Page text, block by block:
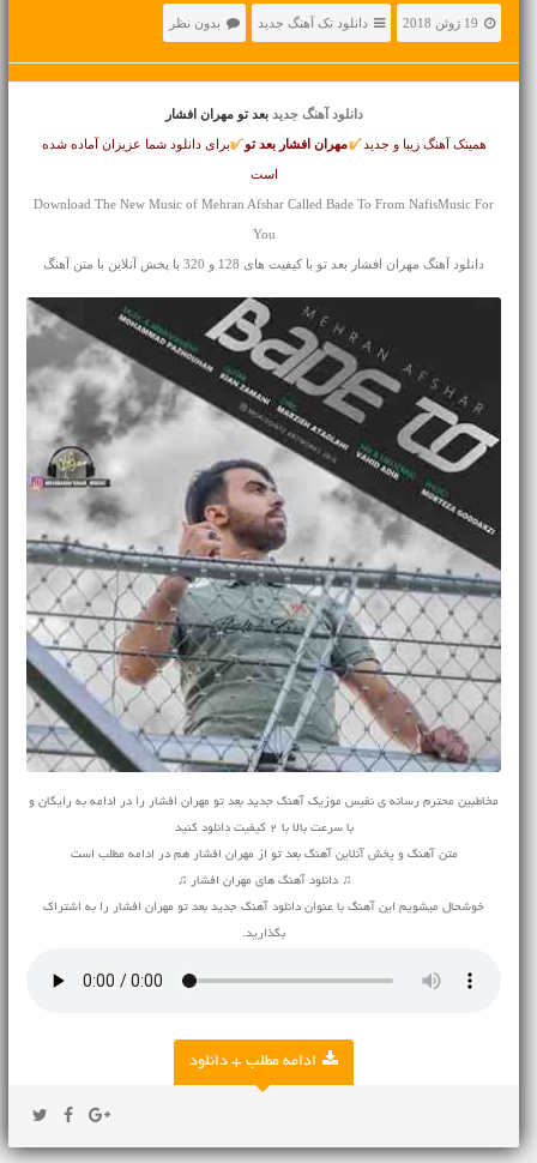
19 ژوئن 2018 دانلود تک آهنگ جدید بدون نظر
دانلود آهنگ جدید بعد تو مهران افشار
همینک آهنگ زیبا و جدید مهران افشار بعد تو برای دانلود شما عزیزان آماده شده
است
Download The New Music of Mehran Afshar Called Bade To From NafisMusic For
You
دانلود آهنگ مهران افشار بعد تو با کیفیت های 128 و 320 با پخش آنلاین با متن آهنگ
مخاطبین محترم رسانه ی نفیس موزیک آهنگ جدید بعد تو مهران افشار را در ادامه به رایگان و
با سرعت بالا با 2 کیفیت دانلود کنید
متن آهنگ و پخش آنلاین آهنگ بعد تو از مهران افشار هم در ادامه مطلب است
♫ دانلود آهنگ های مهران افشار ♫
خوشحال میشویم این آهنگ با عنوان دانلود آهنگ جدید بعد تو مهران افشار را به اشتراک
بگذارید.
ادامه مطلب + دانلود